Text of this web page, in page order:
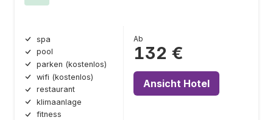
spa
pool
parken (kostenlos)
wifi (kostenlos)
restaurant
klimaanlage
fitness
Ab
132 €
Ansicht Hotel